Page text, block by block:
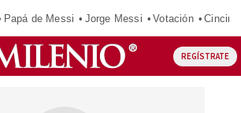
Papá de Messi Jorge Messi Votación
REGÍSTRATE